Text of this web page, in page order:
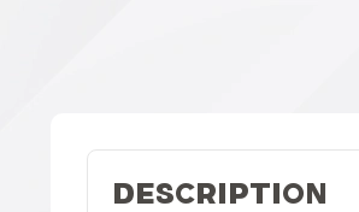
DESCRIPTION